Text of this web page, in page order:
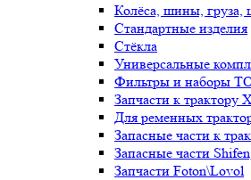
Колёса, шины, груза,
Стандартные изделия
Стёкла
Универсальные
Фильтры и наборы
Запчасти к трактору
Для ременных
Запасные части к
Запасные части
Запчасти Foton\Lovol